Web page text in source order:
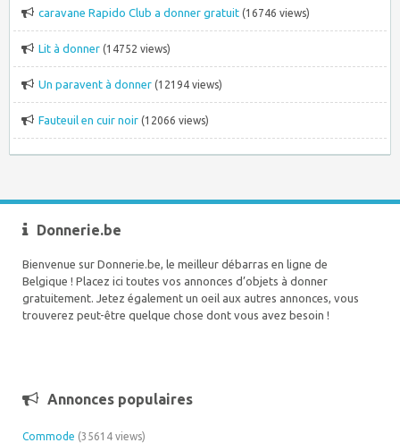
caravane Rapido Club a donner gratuit (16746 views)
Lit à donner (14752 views)
Un paravent à donner (12194 views)
Fauteuil en cuir noir (12066 views)
Donnerie.be
Bienvenue sur Donnerie.be, le meilleur débarras en ligne de
Belgique ! Placez ici toutes vos annonces d’objets à donner
gratuitement. Jetez également un oeil aux autres annonces, vous
trouverez peut-être quelque chose dont vous avez besoin !
Annonces populaires
Commode (35614 views)